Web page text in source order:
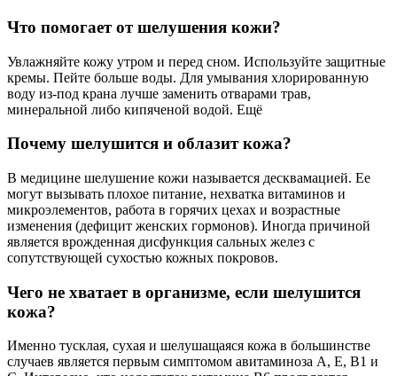
Что помогает от шелушения кожи?
Увлажняйте кожу утром и перед сном. Используйте защитные
кремы. Пейте больше воды. Для умывания хлорированную
воду из-под крана лучше заменить отварами трав,
минеральной либо кипяченой водой. Ещё
Почему шелушится и облазит кожа?
В медицине шелушение кожи называется десквамацией. Ее
могут вызывать плохое питание, нехватка витаминов и
микроэлементов, работа в горячих цехах и возрастные
изменения (дефицит женских гормонов). Иногда причиной
является врожденная дисфункция сальных желез с
сопутствующей сухостью кожных покровов.
Чего не хватает в организме, если шелушится
кожа?
Именно тусклая, сухая и шелушащаяся кожа в большинстве
случаев является первым симптомом авитаминоза А, Е, В1 и